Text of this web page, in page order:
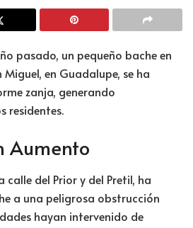
pasado, un pequeño bache en
en Guadalupe, se ha
zanja, generando
residentes.
Aumento
calle del Prior y del Pretil, ha
a una peligrosa obstrucción
hayan intervenido de